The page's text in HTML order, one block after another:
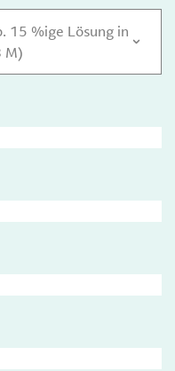
15 %ige Lösung in
M)